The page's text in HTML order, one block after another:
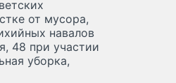
от мусора,
навалов
48 при участии
уборка,